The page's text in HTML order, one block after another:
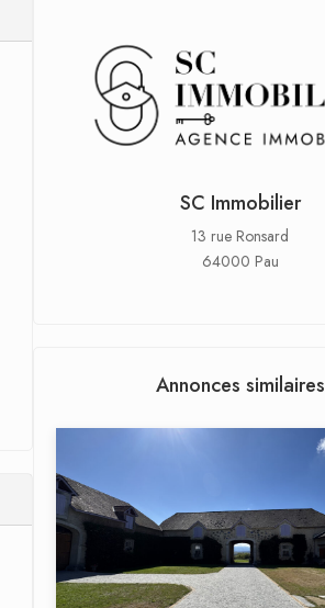
SC Immobilier
13 rue Ronsard
64000 Pau
Annonces similaires